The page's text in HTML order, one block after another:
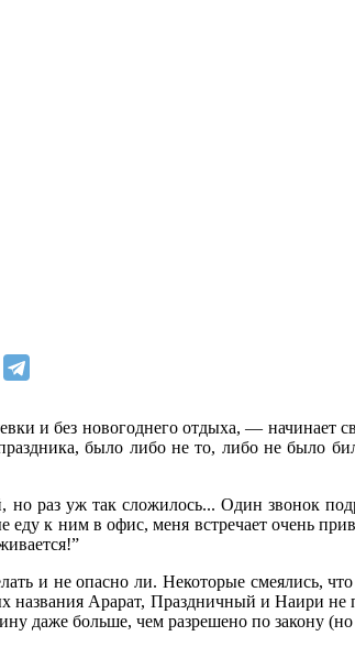
и без новогоднего отдыха, — начинает
было либо не то, либо не было
но раз уж так сложилось... Один звонок
к ним в офис, меня встречает очень
и не опасно ли. Некоторые смеялись,
названия Арарат, Праздничный и Наири не
даже больше, чем разрешено по закону